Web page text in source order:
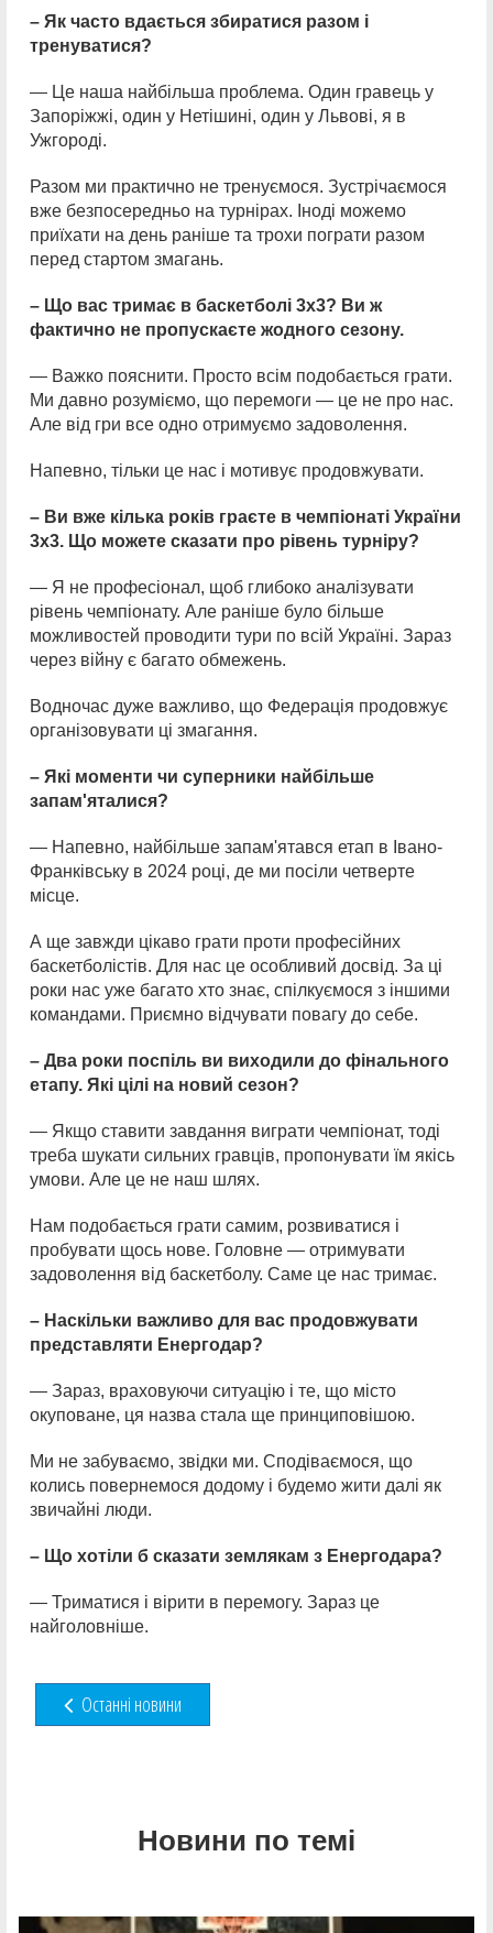
– Як часто вдається збиратися разом і
тренуватися?
— Це наша найбільша проблема. Один гравець у
Запоріжжі, один у Нетішині, один у Львові, я в
Ужгороді.
Разом ми практично не тренуємося. Зустрічаємося
вже безпосередньо на турнірах. Іноді можемо
приїхати на день раніше та трохи пограти разом
перед стартом змагань.
– Що вас тримає в баскетболі 3х3? Ви ж
фактично не пропускаєте жодного сезону.
— Важко пояснити. Просто всім подобається грати.
Ми давно розуміємо, що перемоги — це не про нас.
Але від гри все одно отримуємо задоволення.
Напевно, тільки це нас і мотивує продовжувати.
– Ви вже кілька років граєте в чемпіонаті України
3х3. Що можете сказати про рівень турніру?
— Я не професіонал, щоб глибоко аналізувати
рівень чемпіонату. Але раніше було більше
можливостей проводити тури по всій Україні. Зараз
через війну є багато обмежень.
Водночас дуже важливо, що Федерація продовжує
організовувати ці змагання.
– Які моменти чи суперники найбільше
запам'яталися?
— Напевно, найбільше запам'ятався етап в Івано-
Франківську в 2024 році, де ми посіли четверте
місце.
А ще завжди цікаво грати проти професійних
баскетболістів. Для нас це особливий досвід. За ці
роки нас уже багато хто знає, спілкуємося з іншими
командами. Приємно відчувати повагу до себе.
– Два роки поспіль ви виходили до фінального
етапу. Які цілі на новий сезон?
— Якщо ставити завдання виграти чемпіонат, тоді
треба шукати сильних гравців, пропонувати їм якісь
умови. Але це не наш шлях.
Нам подобається грати самим, розвиватися і
пробувати щось нове. Головне — отримувати
задоволення від баскетболу. Саме це нас тримає.
– Наскільки важливо для вас продовжувати
представляти Енергодар?
— Зараз, враховуючи ситуацію і те, що місто
окуповане, ця назва стала ще принциповішою.
Ми не забуваємо, звідки ми. Сподіваємося, що
колись повернемося додому і будемо жити далі як
звичайні люди.
– Що хотіли б сказати землякам з Енергодара?
— Триматися і вірити в перемогу. Зараз це
найголовніше.
Останні новини
Новини по темі